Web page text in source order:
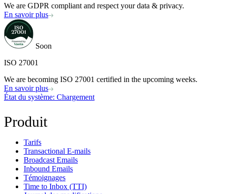
We are GDPR compliant and respect your data & privacy.
En savoir plus
Soon
ISO 27001
We are becoming ISO 27001 certified in the upcoming weeks.
En savoir plus
État du système: Chargement
Produit
Tarifs
Transactional E-mails
Broadcast Emails
Inbound Emails
Témoignages
Time to Inbox (TTI)